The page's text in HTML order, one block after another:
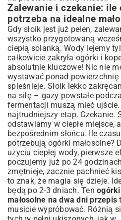
Zalewanie i czekanie: ile
potrzeba na idealne
Gdy słoik jest już pełen,
wszystko przygotowaną
ciepłą solanką. Wody lejemy
całkowicie zakryła ogórki i
absolutnie kluczowe! Nic nie
wystawać ponad powierzchnię
spleśnieje. Słoik lekko
na siłę – gazy powstałe
fermentacji muszą mieć ujście.
najtrudniejszy etap. Czekanie.
odstawiamy w ciepłe miejsce,
bezpośrednim słońcu. Ile czasu
potrzebują ogórki małosolne?
użyciu ciepłej wody, pierwsze
poczujemy już po 24
zmętnieje, zacznie pachnieć
to znak, że magia się dzieje.
będą po 2-3 dniach. Ten ogórki
małosolne na dwa dni przepis
musicie wypróbować. Różnią